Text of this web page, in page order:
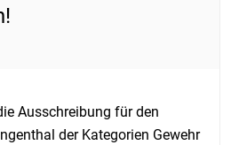
Ausschreibung für den
der Kategorien Gewehr